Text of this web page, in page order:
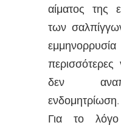
αίματος της
των
δεν
ενδομητρίωση.
Για το